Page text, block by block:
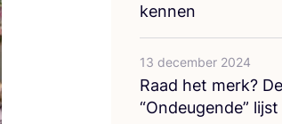
kennen
13 december 2024
Raad het merk?
“Ondeu­gen­de” lijst